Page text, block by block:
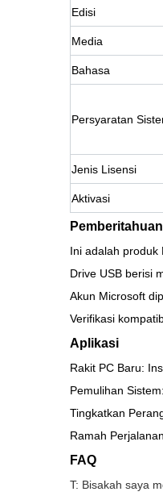
Edisi
Media
Bahasa
Persyaratan
Jenis Lisensi
Aktivasi
Pemberitahuan
Ini adalah produk
Drive USB berisi
Akun Microsoft
Verifikasi
Aplikasi
Rakit PC Baru:
Pemulihan
Tingkatkan
Ramah
FAQ
T: Bisakah saya